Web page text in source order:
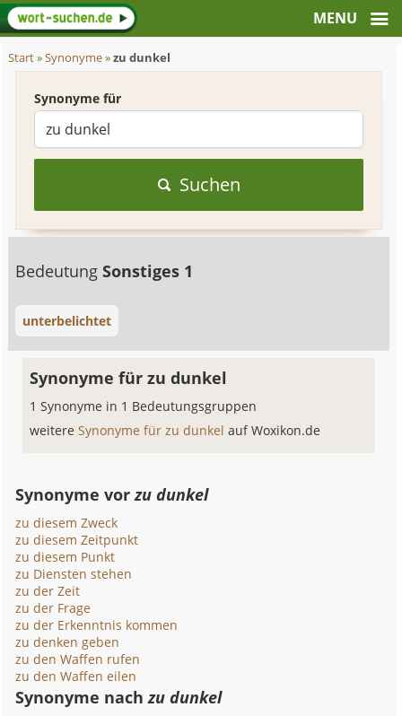
Start»Synonyme»zu dunkel
Synonyme für
Suchen
BedeutungSonstiges 1
unterbelichtet
Synonyme für zu dunkel
1 Synonyme in 1 Bedeutungsgruppen
weitereSynonyme für zu dunkelauf Woxikon.de
Synonyme vorzu dunkel
zu diesem Zweck
zu diesem Zeitpunkt
zu diesem Punkt
zu Diensten stehen
zu der Zeit
zu der Frage
zu der Erkenntnis kommen
zu denken geben
zu den Waffen rufen
zu den Waffen eilen
Synonyme nachzu dunkel